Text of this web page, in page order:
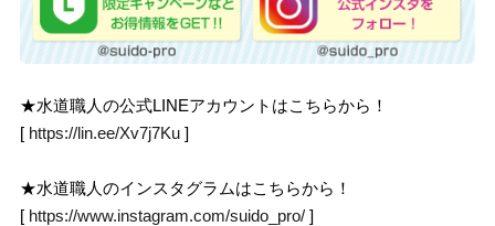
★水道職人の公式LINEアカウントはこちらから！
[ https://lin.ee/Xv7j7Ku ]
★水道職人のインスタグラムはこちらから！
[ https://www.instagram.com/suido_pro/ ]